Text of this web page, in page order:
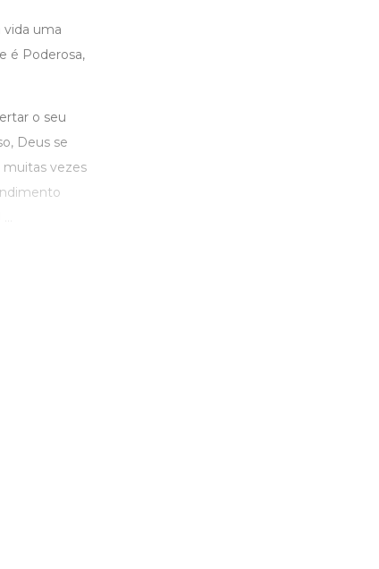
vida uma
é Poderosa,
o seu
Deus se
muitas vezes